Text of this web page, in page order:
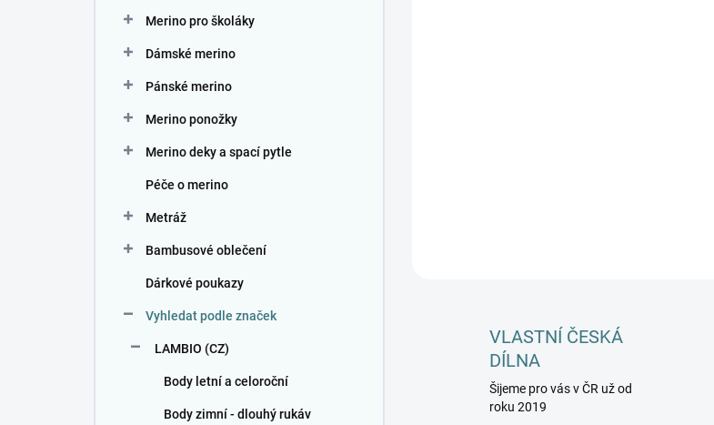
Merino pro školáky
Dámské merino
Pánské merino
Merino ponožky
Merino deky a spací pytle
Péče o merino
Metráž
Bambusové oblečení
Dárkové poukazy
Vyhledat podle značek
LAMBIO (CZ)
Body letní a celoroční
Body zimní - dlouhý rukáv
VLASTNÍ ČESKÁ
DÍLNA
Šijeme pro vás v ČR už od
roku 2019